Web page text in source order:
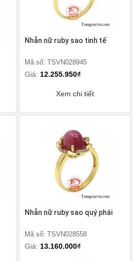
Nhẫn nữ ruby sao tinh tế
Mã số: TSVN028945
Giá: 12.255.950₫
Xem chi tiết
Nhẫn nữ ruby sao quý phái
Mã số: TSVN028558
Giá: 13.160.000₫